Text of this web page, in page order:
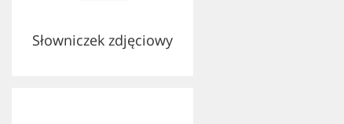
Słowniczek zdjęciowy